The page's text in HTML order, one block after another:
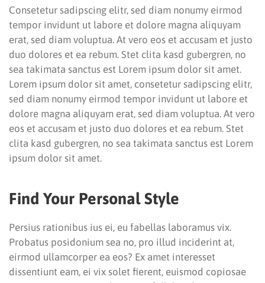
Consetetur sadipscing elitr, sed diam nonumy eirmod
tempor invidunt ut labore et dolore magna aliquyam
erat, sed diam voluptua. At vero eos et accusam et justo
duo dolores et ea rebum. Stet clita kasd gubergren, no
sea takimata sanctus est Lorem ipsum dolor sit amet.
Lorem ipsum dolor sit amet, consetetur sadipscing elitr,
sed diam nonumy eirmod tempor invidunt ut labore et
dolore magna aliquyam erat, sed diam voluptua. At vero
eos et accusam et justo duo dolores et ea rebum. Stet
clita kasd gubergren, no sea takimata sanctus est Lorem
ipsum dolor sit amet.
Find Your Personal Style
Persius rationibus ius ei, eu fabellas laboramus vix.
Probatus posidonium sea no, pro illud inciderint at,
eirmod ullamcorper ea eos? Ex amet interesset
dissentiunt eam, ei vix solet fierent, euismod copiosae